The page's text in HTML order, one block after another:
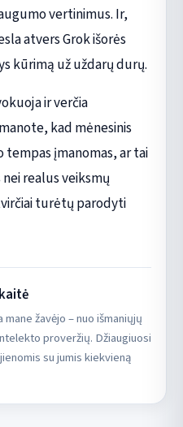
vertinimus. Ir,
atvers Grok išorės
kūrimą už uždarų durų.
ir verčia
kad mėnesinis
įmanomas, ar tai
realus veiksmų
turėtų parodyti
žavėjo – nuo išmaniųjų
proveržių. Džiaugiuosi
su jumis kiekvieną